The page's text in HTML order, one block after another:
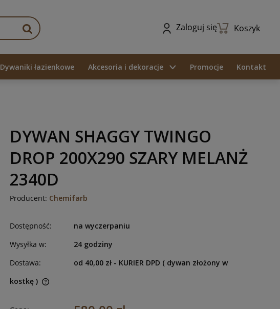
Zaloguj się Koszyk
Dywaniki łazienkowe Akcesoria i dekoracje Promocje Kontakt
DYWAN SHAGGY TWINGO
DROP 200X290 SZARY MELANŻ
2340D
Producent: Chemifarb
Dostępność:
na wyczerpaniu
Wysyłka w:
24 godziny
Dostawa:
od 40,00 zł - KURIER DPD ( dywan złożony w
kostkę )